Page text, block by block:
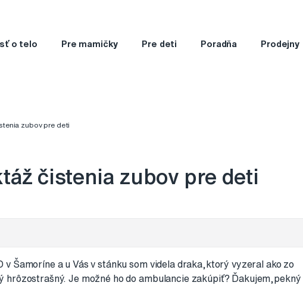
o telo Pre mamičky Pre deti Poradňa Prodejny
zubov pre deti
čistenia zubov pre deti
v Šamoríne a u Vás v stánku som videla draka,ktorý vyzeral ako zo
hrôzostrašný. Je možné ho do ambulancie zakúpiť? Ďakujem,pekný